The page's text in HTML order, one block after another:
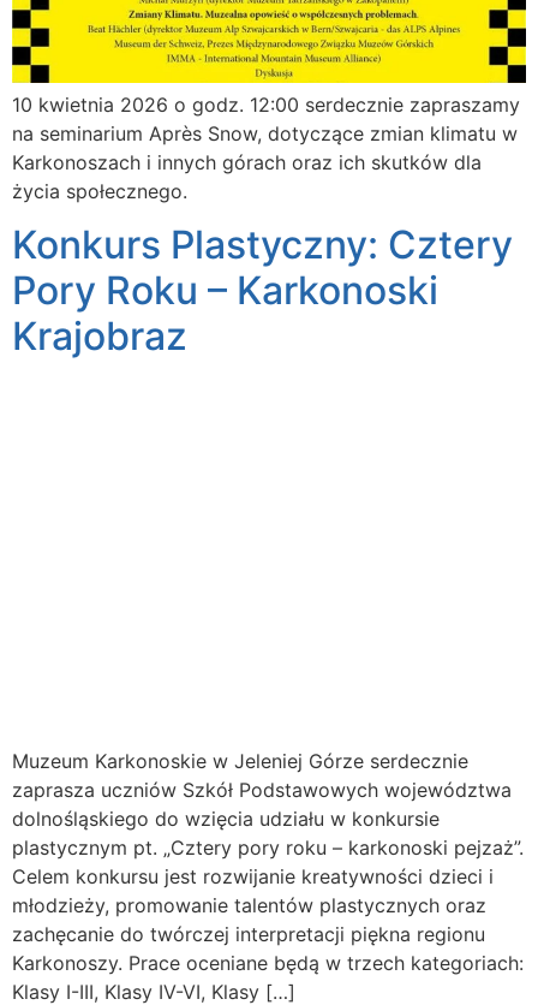
10 kwietnia 2026 o godz. 12:00 serdecznie zapraszamy
na seminarium Après Snow, dotyczące zmian klimatu w
Karkonoszach i innych górach oraz ich skutków dla
życia społecznego.
Konkurs Plastyczny: Cztery
Pory Roku – Karkonoski
Krajobraz
Muzeum Karkonoskie w Jeleniej Górze serdecznie
zaprasza uczniów Szkół Podstawowych województwa
dolnośląskiego do wzięcia udziału w konkursie
plastycznym pt. „Cztery pory roku – karkonoski pejzaż”.
Celem konkursu jest rozwijanie kreatywności dzieci i
młodzieży, promowanie talentów plastycznych oraz
zachęcanie do twórczej interpretacji piękna regionu
Karkonoszy. Prace oceniane będą w trzech kategoriach:
Klasy I-III, Klasy IV-VI, Klasy […]